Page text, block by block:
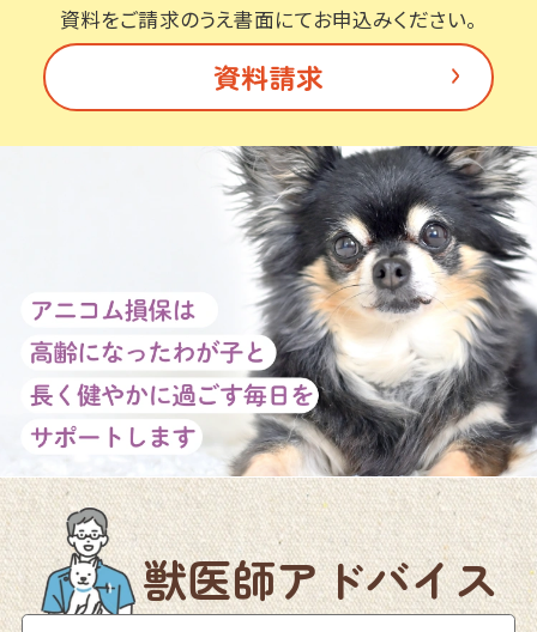
資料をご請求のうえ書面にてお申込みください。
資料請求
獣医師アドバイス